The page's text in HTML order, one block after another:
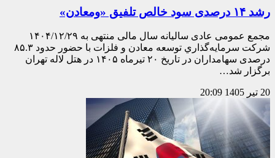
رشد ۱۴ درصدی سود خالص تلفیق «ومعادن»
مجمع عمومی عادی سالیانه سال مالی منتهی به ۱۴۰۴/۱۲/۲۹
شرکت سرمايه‌گذاري توسعه معادن و فلزات با حضور حدود ۸۵.۳
درصدی سهامداران در تاریخ ۲۰ تیرماه ۱۴۰۵ در هتل لاله تهران
برگزار شد…
20 تیر 1405 20:09